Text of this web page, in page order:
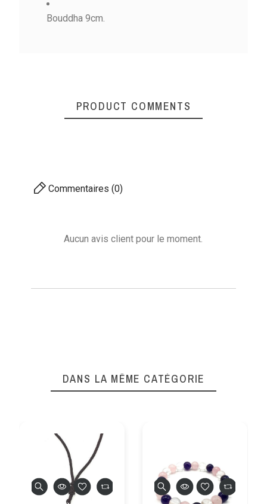
Bouddha 9cm.
PRODUCT COMMENTS
Commentaires (0)
Aucun avis client pour le moment.
DANS LA MÊME CATÉGORIE